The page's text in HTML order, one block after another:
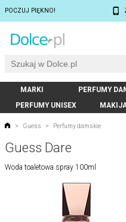
POCZUJ PIĘKNO!
MARKI PERFUMY
PERFUMY UNISEX
> Guess > Perfumy damskie
Guess Dare
Woda toaletowa spray 100ml